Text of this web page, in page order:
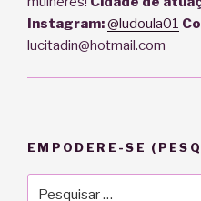
Instagram:@ludoula01
lucitadin@hotmail.com
EMPODERE-SE